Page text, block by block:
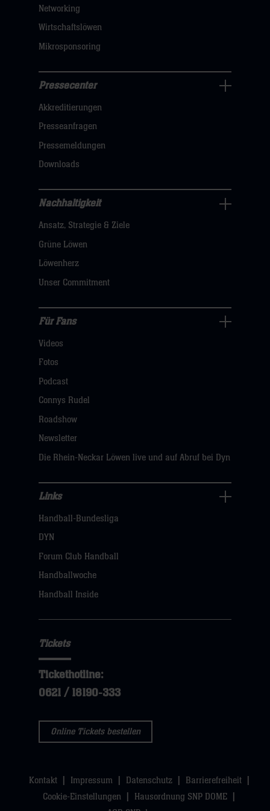
Networking
Wirtschaftslöwen
Mikrosponsoring
Navigation
öffnen,
dann
klicken
hier
Pressecenter
Akkreditierungen
Presseanfragen
Pressemeldungen
Downloads
Nachhaltigkeit
Navigation
öffnen,
dann
hier
Nachhaltigkeit
Ansatz, Strategie & Ziele
Grüne Löwen
Löwenherz
Unser Commitment
Fans
Navigation
öffnen,
dann
hier
Für Fans
Videos
Fotos
Podcast
Connys Rudel
Roadshow
Newsletter
Die Rhein-Neckar Löwen live und auf Abruf bei Dyn
Navigation
öffnen,
dann
klicken
Links
Handball-Bundesliga
DYN
Forum Club Handball
Handballwoche
Handball Inside
Tickets
Tickethotline:
0621 / 18190-333
Online Tickets bestellen
Kontakt Impressum Datenschutz
Barrierefreiheit
Cookie-Einstellungen
Hausordnung SNP DOME